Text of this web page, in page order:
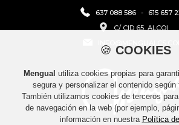
637 088 586 -
615 657
C/ CID 65, ALCOI
🍪 COOKIES
Mengual utiliza cookies propias para
segura y personalizar el contenido
También utilizamos cookies de terceros
de navegación en la web (por ejemplo,
información en nuestra Política